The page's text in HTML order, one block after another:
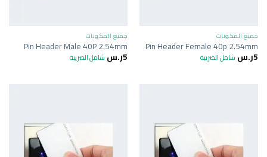
جميع المكونات
Pin Header Female 40p 2.54mm
5ر.س شامل الضريبة
جميع المكونات
Pin Header Male 40P 2.54mm
5ر.س شامل الضريبة